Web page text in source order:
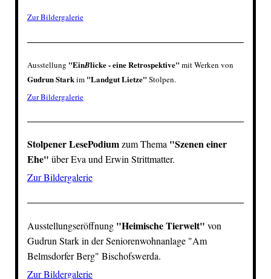
Zur Bildergalerie
Ausstellung "EinBlicke - eine Retrospektive" mit Werken von
Gudrun Starkim "Landgut Lietze" Stolpen.
Zur Bildergalerie
Stolpener LesePodiumzum Thema "Szenen einer
Ehe" über Eva und Erwin Strittmatter.
Zur Bildergalerie
Ausstellungseröffnung "Heimische Tierwelt" von
Gudrun Stark in der Seniorenwohnanlage "Am
Belmsdorfer Berg" Bischofswerda.
Zur Bildergalerie